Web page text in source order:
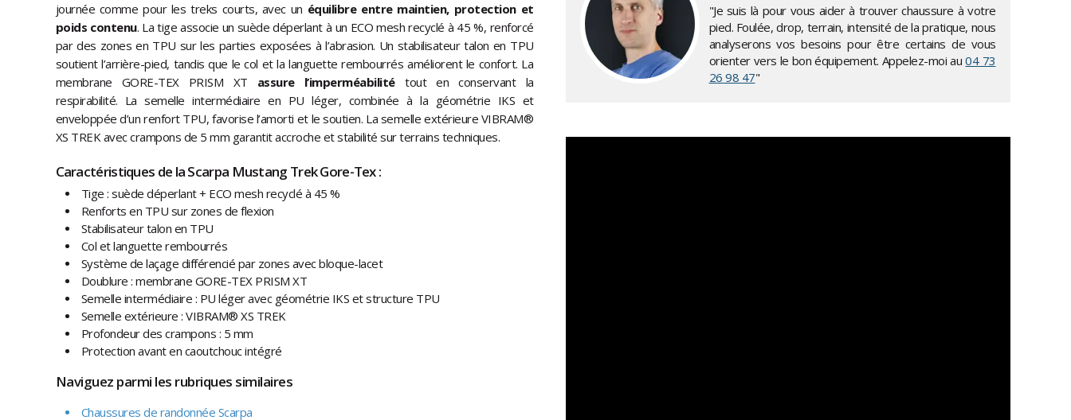
journée comme pour les treks courts, avec un équilibre entre maintien, protection et
poids contenu. La tige associe un suède déperlant à un ECO mesh recyclé à 45 %, renforcé
par des zones en TPU sur les parties exposées à l’abrasion. Un stabilisateur talon en TPU
soutient l’arrière-pied, tandis que le col et la languette rembourrés améliorent le confort. La
membrane GORE-TEX PRISM XT assure l’imperméabilitétout en conservant la
respirabilité. La semelle intermédiaire en PU léger, combinée à la géométrie IKS et
enveloppée d’un renfort TPU, favorise l’amorti et le soutien. La semelle extérieure VIBRAM®
XS TREK avec crampons de 5 mm garantit accroche et stabilité sur terrains techniques.
Caractéristiques de la Scarpa Mustang Trek Gore-Tex :
Tige : suède déperlant + ECO mesh recyclé à 45 %
Renforts en TPU sur zones de flexion
Stabilisateur talon en TPU
Col et languette rembourrés
Système de laçage différencié par zones avec bloque-lacet
Doublure : membrane GORE-TEX PRISM XT
Semelle intermédiaire : PU léger avec géométrie IKS et structure TPU
Semelle extérieure : VIBRAM® XS TREK
Profondeur des crampons : 5 mm
Protection avant en caoutchouc intégré
Naviguez parmi les rubriques similaires
Chaussures de randonnée Scarpa
"Je suis là pour vous aider à trouver chaussure à votre
pied. Foulée, drop, terrain, intensité de la pratique, nous
analyserons vos besoins pour être certains de vous
orienter vers le bon équipement. Appelez-moi au04 73
26 98 47"